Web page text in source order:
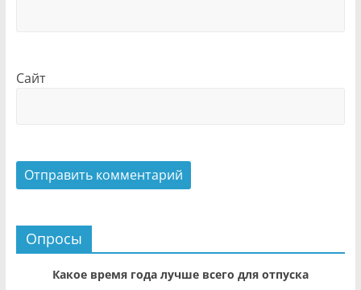
Сайт
Опросы
Какое время года лучше всего для отпуска